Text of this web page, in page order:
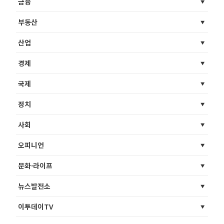
부동산
산업
경제
국제
정치
사회
오피니언
문화·라이프
뉴스발전소
이투데이TV